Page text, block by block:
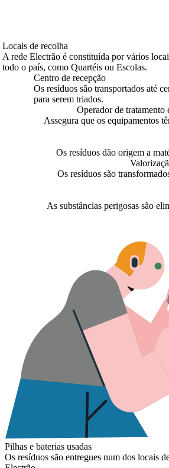
Locais de recolha
A rede Electrão é constituída por vários
todo o país, como Quartéis ou Escolas.
Centro de recepção
Os resíduos são transportados até
para serem triados.
Operador de tratamento
Assegura que os equipamentos
Os resíduos dão origem a
Os resíduos são
As substâncias perigosas são
Pilhas e baterias usadas
Os resíduos são entregues num dos locais